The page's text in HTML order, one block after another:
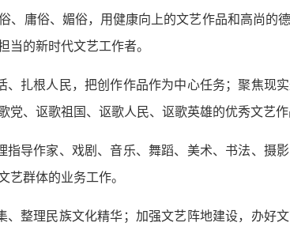
、庸俗、媚俗，用健康向上的文艺作品和高尚的
当的新时代文艺工作者。
、扎根人民，把创作作品作为中心任务；聚焦现
党、讴歌祖国、讴歌人民、讴歌英雄的优秀文艺
指导作家、戏剧、音乐、舞蹈、美术、书法、摄
艺群体的业务工作。
、整理民族文化精华；加强文艺阵地建设，办好